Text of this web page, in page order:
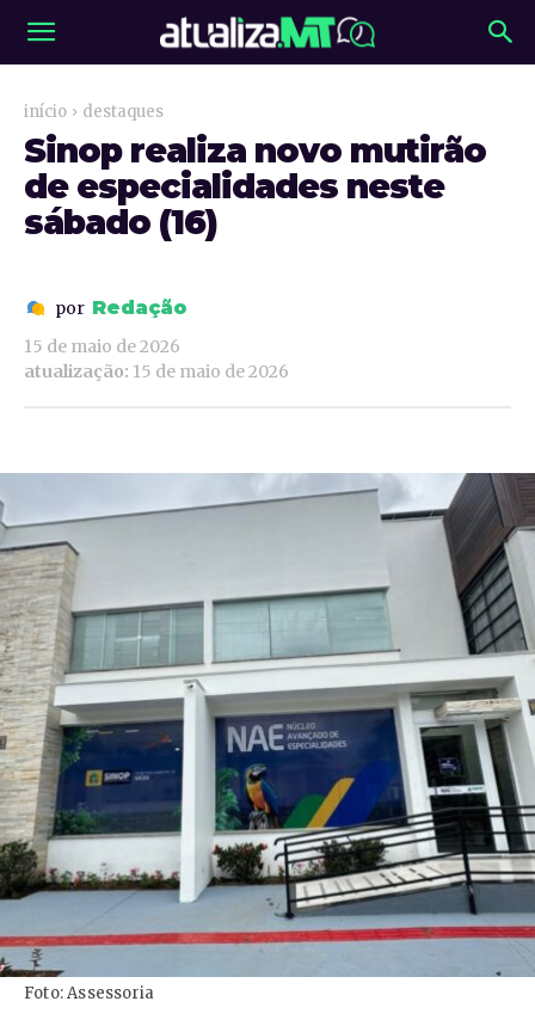
início destaques
Sinop realiza novo mutirão
de especialidades neste
sábado (16)
por Redação
15 de maio de 2026
atualização: 15 de maio de 2026
Foto: Assessoria